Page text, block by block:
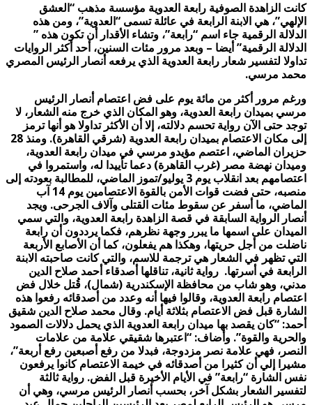
كانت الزاهدة الصوفية رابعة العدوية مؤسسة مذهب “العشق
الإلهي”، هي الابنة الرابعة في عائلة تسمى “العدوية”، ومن هذه
الدلالة الرقمية جاء اسم “رابعة”، وتشاء الأقدار أن تكون هذه ”
الدلالة الرقمية” أيضا – وبعد مرور مئات السنين، أحد أكثر الروايات
تداولا لتفسير شعار رابعة العدوية الذي يرفعه أنصار الرئيس المصري
محمد مرسي.
ورغم مرور أكثر من مائة يوم على فض اعتصام أنصار الرئيس
مرسي بميدان رابعة العدوية، وهو المكان الذي خرج منه الشعار، لا
توجد حتى الآن رواية تحسم دلالته، إلا أن الأكثر تداولا هو أنها ترمز
إلى مكان الاعتصام بميدان رابعة العدوية (شرقي القاهرة).
ومنذ 28
حزيران الماضي، اعتصم مؤيدو مرسي في ميدان رابعة العدوية،
وميدان نهضة مصر (غرب القاهرة) دعما تأييدا له، واستمروا في
اعتصامهم بعد انقلاب يوم 3 يوليو/تموز الماضي، للمطالبة بعودته إلى
منصبه، حتى فضت قوات الأمن بالقوة الاعتصامين يوم 14 آب
الماضي، ما أسفر عن سقوط مئات القتلى وآلاف الجرحى. ويجد
أنصار الرواية السابقة في قصة الزاهدة رابعة العدوية، والتي سمي
الميدان على اسمها ما يبرر وجهة نظرهم، فكما يرددون أن رابعة
ناضلت من أجل حريتها، وهكذا هم يفعلون، كما أن الأصابع الأربعة
التي تظهر في الشعار هي ترجمة للاسم، والتي كانت صاحبته الابنة
الرابعة في أسرتها. رواية ثانية، تناقلها أصدقاء أحمد صلاح الدين
مدني، وهو شاب من محافظة الإسكندرية (شمال)، قُتل خلال فض
اعتصام رابعة العدوية، وقالوا فيها أنه وعدد من أصدقائه رفعوا هذه
الشارة قبل فض الاعتصام بثلاثة أيام. وقال محمد صلاح الدين شقيق
أحمد: “كان يقصد بها ميدان رابعة العدوية الذي يحمل دلالات الصمود
والحرية والقوة”. وأضاف: “اعتبرها شقيقي علامة من علامات
النصر، فهي علامة نصر مزدوجة، فبدلا من رفع أصبعين رفع أربعة”،
مشيرا إلي أن كثيرا من أصدقائه في خيمة الاعتصام كانوا يرفعون
نفس الشارة “رابعة” في الأيام الأخيرة قبل الفض. رواية ثالثة
لتفسير الشعار بشكل آخر، بحسب أنصار الرئيس مرسي، وهي أن